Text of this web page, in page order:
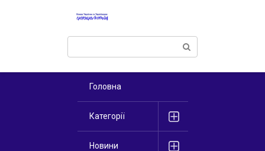
Поиск:
Головна
Категорії
Новини